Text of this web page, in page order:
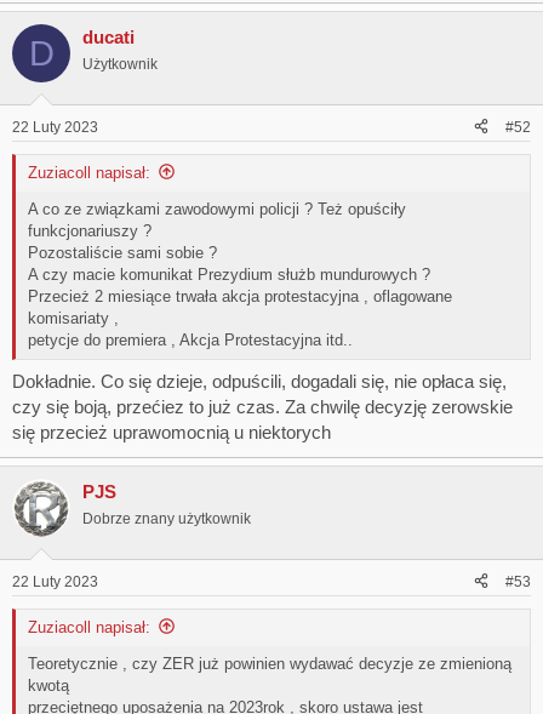
D ducati
Użytkownik
22 Luty 2023 #52
Zuziacoll napisał:
A co ze związkami zawodowymi policji ? Też opuściły
funkcjonariuszy ?
Pozostaliście sami sobie ?
A czy macie komunikat Prezydium służb mundurowych ?
Przecież 2 miesiące trwała akcja protestacyjna , oflagowane
komisariaty ,
petycje do premiera , Akcja Protestacyjna itd..
Dokładnie. Co się dzieje, odpuścili, dogadali się, nie opłaca się,
czy się boją, przećiez to już czas. Za chwilę decyzję zerowskie
się przecież uprawomocnią u niektorych
PJS
Dobrze znany użytkownik
22 Luty 2023 #53
Zuziacoll napisał:
Teoretycznie , czy ZER już powinien wydawać decyzje ze zmienioną
kwotą
przeciętnego uposażenia na 2023rok , skoro ustawa jest